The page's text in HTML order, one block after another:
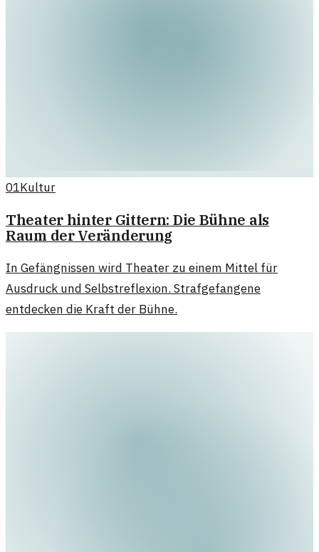
01Kultur
Theater hinter Gittern: Die Bühne als
Raum der Veränderung
In Gefängnissen wird Theater zu einem Mittel für
Ausdruck und Selbstreflexion. Strafgefangene
entdecken die Kraft der Bühne.